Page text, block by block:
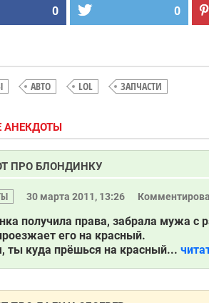
0 0
АВТО LOL ЗАПЧАСТИ
ПРО БЛОНДИНКУ
30 марта 2011, 13:26
получила права, забрала мужа с
его на красный.
ты куда прёшься на красный...